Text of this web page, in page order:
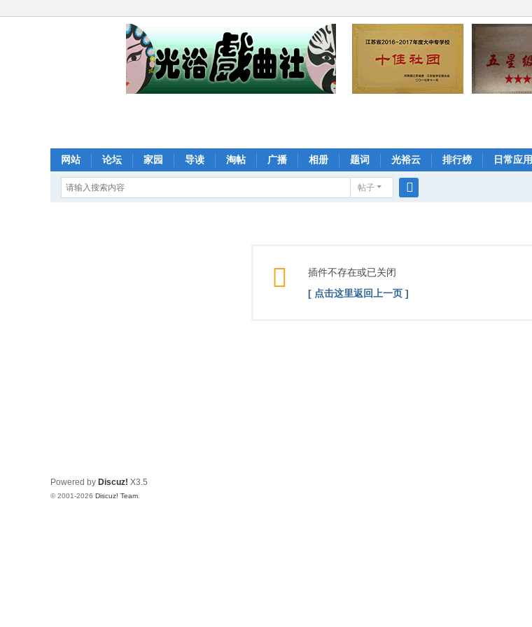
网站 论坛 家园 导读 淘帖 广播 相册 题词 光裕云 排行榜 日常应用
帖子
插件不存在或已关闭
[ 点击这里返回上一页 ]
Powered by Discuz! X3.5
© 2001-2026 Discuz! Team